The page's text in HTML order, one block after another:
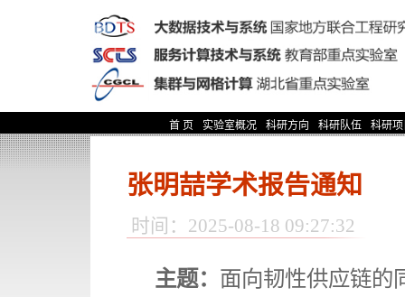
首 页 实验室概况 科研方向 科研队伍 科研
张明喆学术报告通知
时间：2025-08-18 09:27:32
主题： 面向韧性供应链的